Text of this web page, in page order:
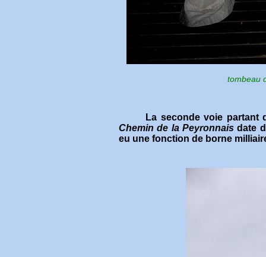
tombeau
La seconde voie partant de
Chemin de la Peyronnaisdate
eu une fonction de borne